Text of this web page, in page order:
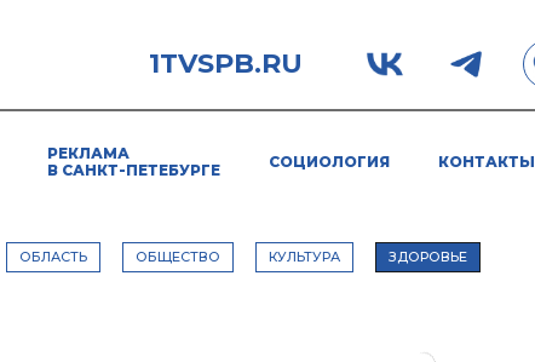
1TVSPB.RU
РЕКЛАМА
В САНКТ-ПЕТЕБУРГЕ
СОЦИОЛОГИЯ КОНТАКТЫ
ОБЛАСТЬ ОБЩЕСТВО КУЛЬТУРА ЗДОРОВЬЕ